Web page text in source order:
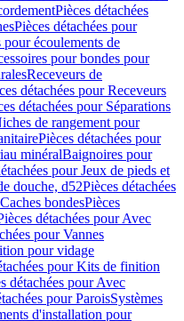
Pièces détachées
Pièces détachées pour
pour écoulements de
pour bondes pour
Receveurs de
détachées pour Receveurs
détachées pour Séparations
de rangement pour
Pièces détachées pour
minéralBaignoires pour
pour Jeux de pieds et
douche, d52Pièces détachées
Caches bondesPièces
détachées pour Avec
pour Vannes
pour vidage
pour Kits de finition
détachées pour Avec
pour ParoisSystèmes
d'installation pour